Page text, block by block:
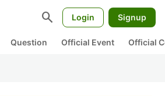
search Login Signup
Question Official Event Official